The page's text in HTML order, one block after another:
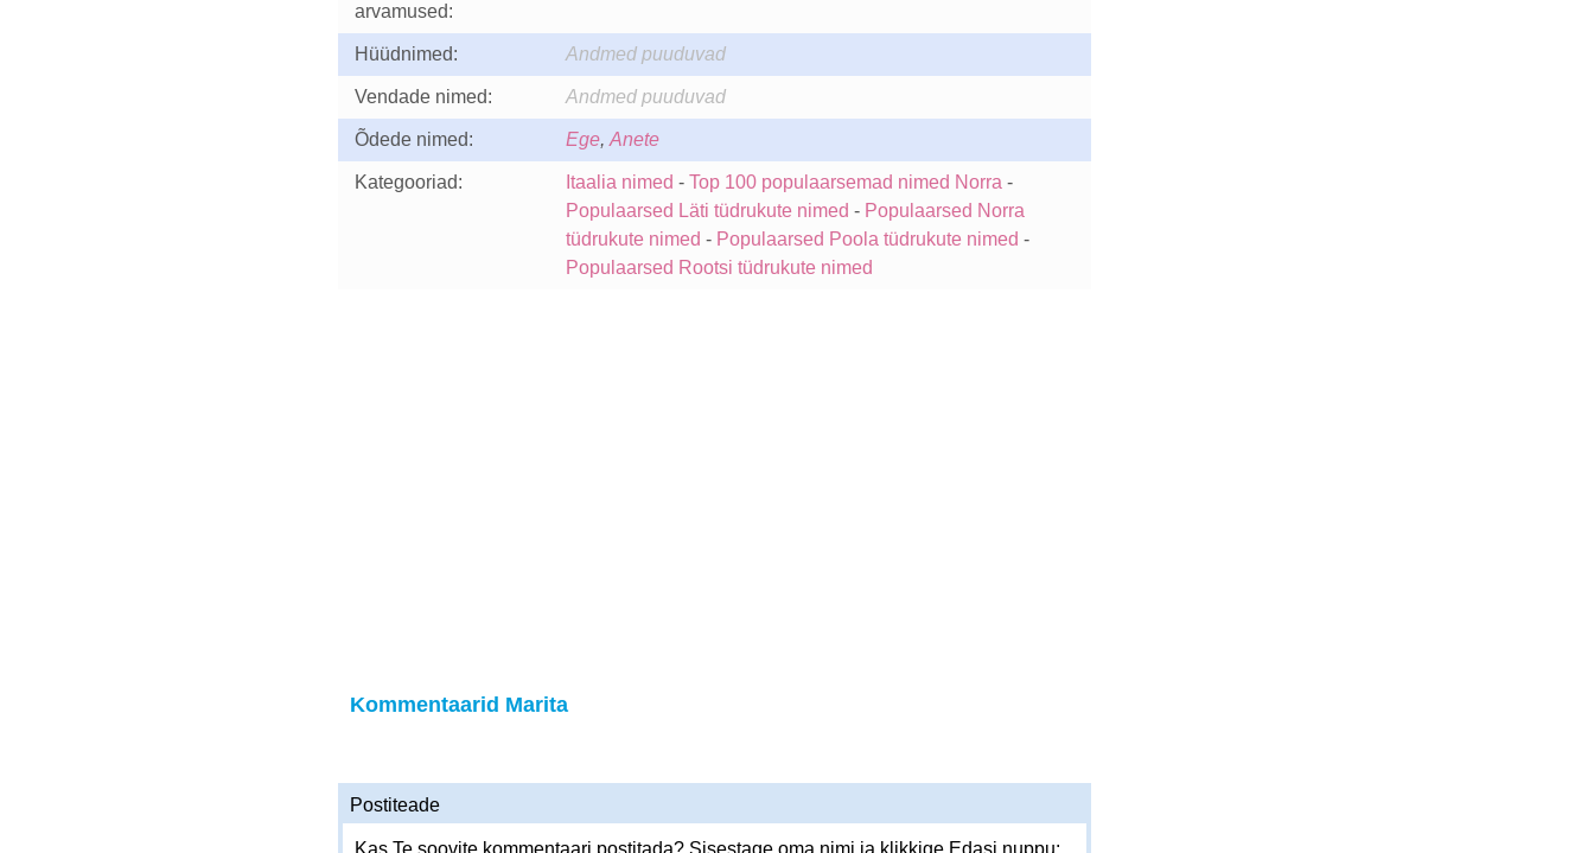
arvamused:
Hüüdnimed: Andmed puuduvad
Vendade nimed: Andmed puuduvad
Õdede nimed: Ege, Anete
Kategooriad: Itaalia nimed - Top 100 populaarsemad nimed Norra -
Populaarsed Läti tüdrukute nimed - Populaarsed Norra
tüdrukute nimed - Populaarsed Poola tüdrukute nimed -
Populaarsed Rootsi tüdrukute nimed
Kommentaarid Marita
Postiteade
Kas Te soovite kommentaari postitada? Sisestage oma nimi ja klikkige Edasi nuppu: